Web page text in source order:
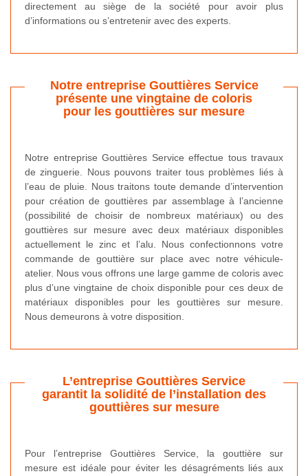
directement au siège de la société pour avoir plus
d’informations ou s’entretenir avec des experts.
Notre entreprise Gouttières Service
présente une vingtaine de coloris
pour les gouttières sur mesure
Notre entreprise Gouttières Service effectue tous travaux
de zinguerie. Nous pouvons traiter tous problèmes liés à
l’eau de pluie. Nous traitons toute demande d’intervention
pour création de gouttières par assemblage à l’ancienne
(possibilité de choisir de nombreux matériaux) ou des
gouttières sur mesure avec deux matériaux disponibles
actuellement le zinc et l’alu. Nous confectionnons votre
commande de gouttière sur place avec notre véhicule-
atelier. Nous vous offrons une large gamme de coloris avec
plus d’une vingtaine de choix disponible pour ces deux de
matériaux disponibles pour les gouttières sur mesure.
Nous demeurons à votre disposition.
L’entreprise Gouttières Service
garantit la solidité de l’installation des
gouttières sur mesure
Pour l’entreprise Gouttières Service, la gouttière sur
mesure est idéale pour éviter les désagréments liés aux